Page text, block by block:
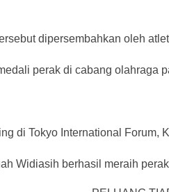
dipersembahkan oleh
perak di cabang olahraga
di Tokyo International Forum,
Widiasih berhasil meraih